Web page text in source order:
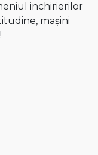
inchirierilor
mașini